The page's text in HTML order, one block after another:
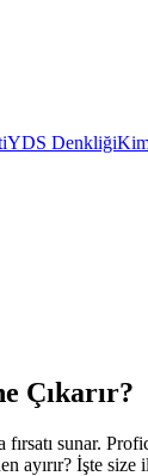
YDS Denkliği
Çıkarır?
sunar.
İşte size